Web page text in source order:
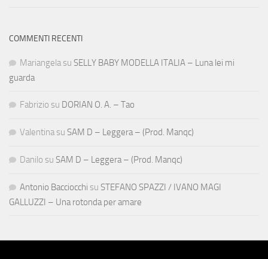
COMMENTI RECENTI
Mariangela su SELLY BABY MODELLA ITALIA – Luna lei mi
guarda
Fabrizio su DORIAN O. A. – Tao
Valentina su SAM D – Leggera – (Prod. Manqc)
Danilo su SAM D – Leggera – (Prod. Manqc)
Antonio Bacciocchi su STEFANO SPAZZI / IVANO MAGI
GALLUZZI – Una rotonda per amare